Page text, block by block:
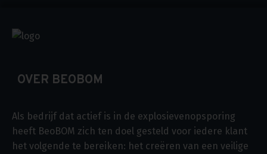
OVER BEOBOM
Als bedrijf dat actief is in de explosievenopsporing
heeft BeoBOM zich ten doel gesteld voor iedere klant
het volgende te bereiken: het creëren van een veilige